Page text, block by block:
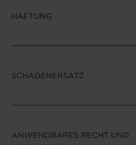
HAFTUNG
SCHADENERSATZ
ANWENDBARES RECHT UND